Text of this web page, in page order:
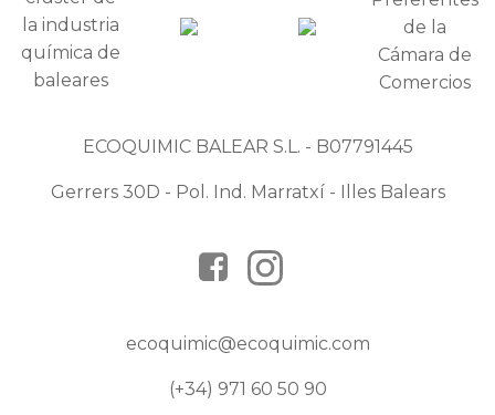
ECOQUIMIC BALEAR S.L. - B07791445
Gerrers 30D - Pol. Ind. Marratxí - Illes Balears
ecoquimic@ecoquimic.com
(+34) 971 60 50 90